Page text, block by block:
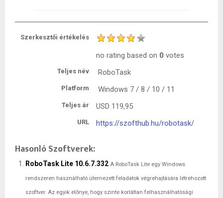
Szerkesztői értékelés
no rating based on 0 votes
Teljes név RoboTask
Platform Windows 7 / 8 / 10 / 11
Teljes ár USD 119,95
URL https://szofthub.hu/robotask/
Hasonló Szoftverek:
RoboTask Lite 10.6.7.332 A RoboTask Lite egy Windows
rendszeren használható ütemezett feladatok végrehajtására létrehozott
szoftver. Az egyik előnye, hogy szinte korlátlan felhasználhatósági